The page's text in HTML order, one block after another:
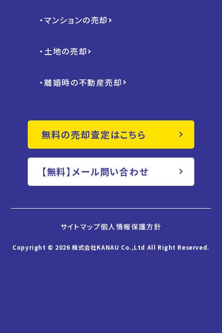
・マンションの売却
・土地の売却
・離婚時の不動産売却
無料の売却査定はこちら
【無料】メール問い合わせ
サイトマップ個人情報保護方針
Copyright ©︎ 2026 株式会社KANAU Co.,Ltd All Right Reserved.